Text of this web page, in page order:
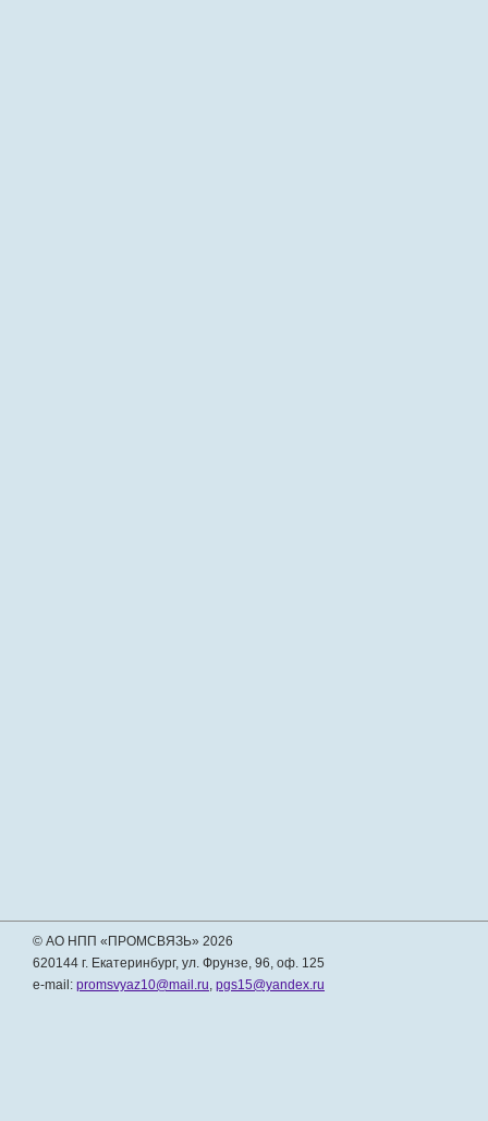
© АО НПП «ПРОМСВЯЗЬ» 2026
620144 г. Екатеринбург, ул. Фрунзе, 96, оф. 125
e-mail: promsvyaz10@mail.ru pgs15@yandex.ru